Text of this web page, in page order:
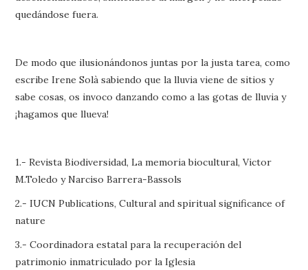
quedándose fuera.
De modo que ilusionándonos juntas por la justa tarea, como
escribe Irene Solà sabiendo que la lluvia viene de sitios y
sabe cosas, os invoco danzando como a las gotas de lluvia y
¡hagamos que llueva!
1.- Revista Biodiversidad, La memoria biocultural, Victor
M.Toledo y Narciso Barrera-Bassols
2.- IUCN Publications, Cultural and spiritual significance of
nature
3.- Coordinadora estatal para la recuperación del
patrimonio inmatriculado por la Iglesia